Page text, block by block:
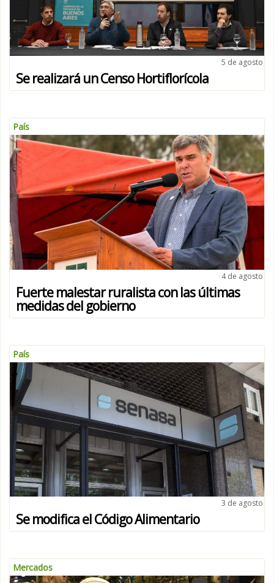
5 de agosto
Se realizará un Censo Hortiflorícola
País
4 de agosto
Fuerte malestar ruralista con las últimas
medidas del gobierno
País
3 de agosto
Se modifica el Código Alimentario
Mercados